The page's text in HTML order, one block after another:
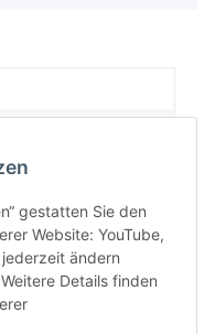
gestatten Sie den
Website: YouTube,
ändern
Details finden